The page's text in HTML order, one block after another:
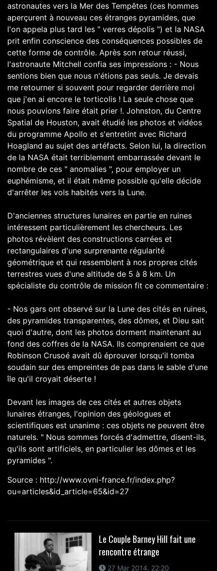
astronautes vers la Mer des Tempêtes (ces hommes
aperçurent à nouveau ces étranges pyramides, que
l'on appela plus tard les " verres dépolis ") et la NASA
prit enfin conscience des conséquences possibles de
cette forme de contrôle. Après son retour réussi,
l'astronaute Mitchell confia ses impressions : - Nous
sentions bien que nous n'étions pas seuls. Je devais
me retourner si souvent pour regarder derrière moi
que j'en ai encore le torticolis ! La seule chose que
nous pouvions faire était prier !. Johnston, du Centre
Spatial de Houston, avait étudié les photos et vidéos
du programme Apollo et s'entretint avec Richard
Hoagland au sujet des artéfacts. Selon lui, la direction
de la NASA était terriblement embarrassée devant le
nombre de ces " anomalies ", pour employer un
euphémisme, et il était même possible qu'elle décide
d'arrêter les vols habités vers la Lune.
D'anciennes structures lunaires en partie en ruines
intéressent particulièrement les chercheurs. Les
photos révèlent des constructions carrées et
rectangulaires d'une surprenante régularité
géométrique et qui ressemblent à nos propres cités
terrestres vues d'une altitude de 5 à 8 km. Un
spécialiste du contrôle de mission fit ce commentaire :
- Nos gars ont observé sur la Lune des cités en ruines,
des pyramides transparentes, des dômes, et Dieu sait
quoi d'autre, dont les photos dorment maintenant au
fond des coffres de la NASA. Ils comprenaient ce que
Robinson Crusoé avait dû éprouver lorsqu'il tomba
soudain sur des empreintes de pas dans le sable d'une
île qu'il croyait déserte !
Devant les images de ces cités et autres objets
lunaires étranges, l'opinion des géologues et
scientifiques est unanime : ces objets ne peuvent être
naturels. " Nous sommes forcés d'admettre, disent-ils,
qu'ils sont artificiels, en particulier les dômes et les
pyramides ".
Source : http://www.ovni-france.fr/index.php?
ou=articles&id_article=65&id=27
Le Couple Barney Hill fait une
rencontre étrange
27 Mar 2014, 22:20